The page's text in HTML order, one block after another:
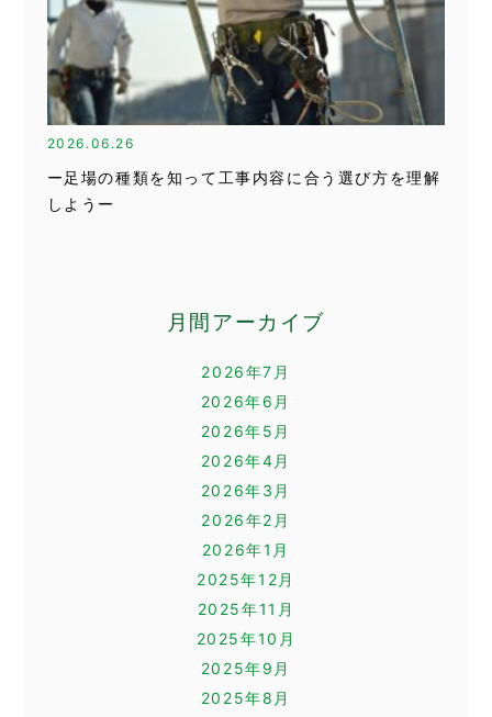
2026.06.26
ー足場の種類を知って工事内容に合う選び方を理解
しようー
月間アーカイブ
2026年7月
2026年6月
2026年5月
2026年4月
2026年3月
2026年2月
2026年1月
2025年12月
2025年11月
2025年10月
2025年9月
2025年8月